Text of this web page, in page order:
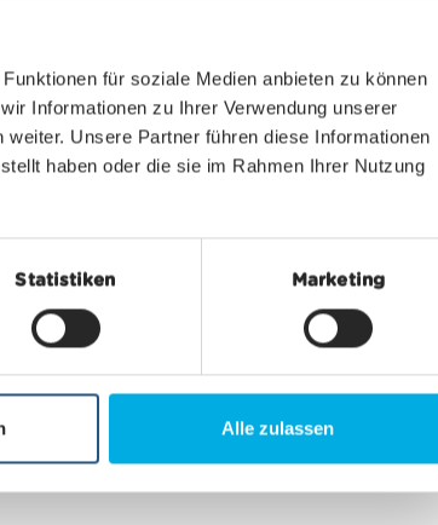
für soziale Medien anbieten zu können
Informationen zu Ihrer Verwendung unserer
Unsere Partner führen diese Informationen
haben oder die sie im Rahmen Ihrer Nutzung
Statistiken Marketing
Alle zulassen